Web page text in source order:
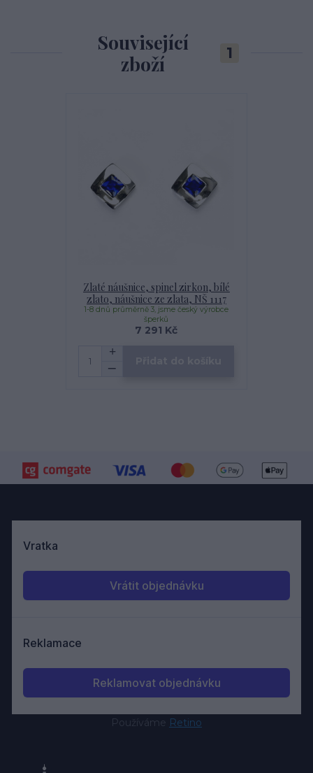
Související
zboží
1
Zlaté náušnice, spinel zirkon, bílé
zlato, náušnice ze zlata, NŠ 1117
7 291 Kč
1-8 dnů průměrně 3, jsme český výrobce
šperků
Používáme Retino